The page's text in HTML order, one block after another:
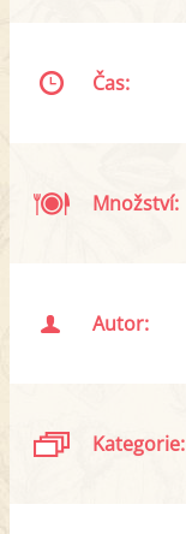
Čas:
Množství:
Autor:
Kategorie: